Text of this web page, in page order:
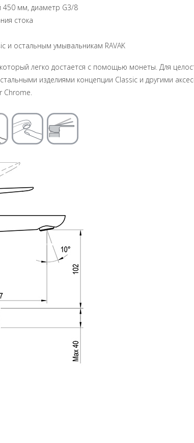
450 мм, диаметр G3/8
стока
и остальным умывальникам RAVAK
легко достается с помощью монеты. Для
изделиями концепции Classic и другими
Chrome.